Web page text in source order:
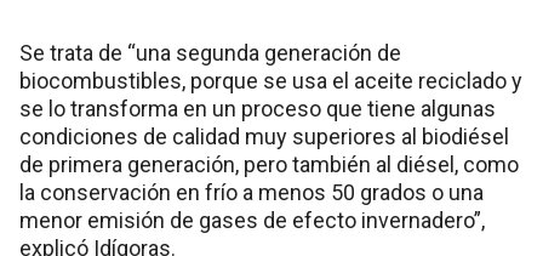
Se trata de “una segunda generación de
biocombustibles, porque se usa el aceite reciclado y
se lo transforma en un proceso que tiene algunas
condiciones de calidad muy superiores al biodiésel
de primera generación, pero también al diésel, como
la conservación en frío a menos 50 grados o una
menor emisión de gases de efecto invernadero”,
explicó Idígoras.